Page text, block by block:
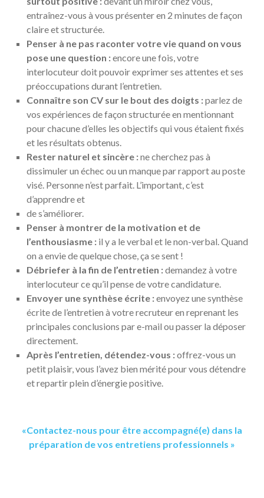
entraînez-vous à vous présenter en 2 minutes de façon
claire et structurée.
Penser à ne pas raconter votre vie quand on vous
pose une question :encore une fois, votre
interlocuteur doit pouvoir exprimer ses attentes et ses
préoccupations durant l’entretien.
Connaître son CV sur le bout des doigts :parlez de
vos expériences de façon structurée en mentionnant
pour chacune d’elles les objectifs qui vous étaient fixés
et les résultats obtenus.
Rester naturel et sincère :ne cherchez pas à
dissimuler un échec ou un manque par rapport au poste
visé. Personne n’est parfait. L’important, c’est
d’apprendre et
de s’améliorer.
Penser à montrer de la motivation et de
l’enthousiasme : il y a le verbal et le non-verbal. Quand
on a envie de quelque chose, ça se sent !
Débriefer à la fin de l’entretien :demandez à votre
interlocuteur ce qu’il pense de votre candidature.
Envoyer une synthèse écrite :envoyez une synthèse
écrite de l’entretien à votre recruteur en reprenant les
principales conclusions par e-mail ou passer la déposer
directement.
Après l’entretien, détendez-vous :offrez-vous un
petit plaisir, vous l’avez bien mérité pour vous détendre
et repartir plein d’énergie positive.
«Contactez-nous pour être accompagné(e) dans la
préparation de vos entretiens professionnels »